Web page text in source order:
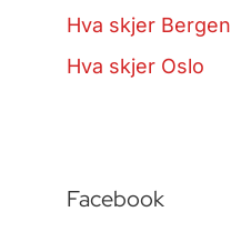
Hva skjer Bergen
Hva skjer Oslo
Facebook